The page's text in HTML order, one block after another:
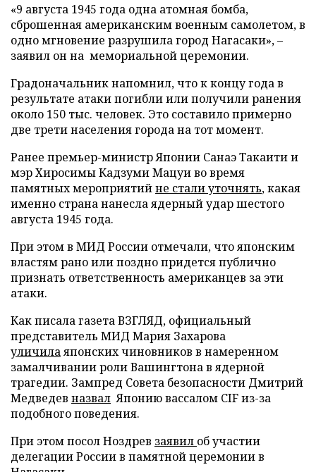
«9 августа 1945 года одна атомная бомба,
сброшенная американским военным самолетом, в
одно мгновение разрушила город Нагасаки», –
заявил он на мемориальной церемонии.
Градоначальник напомнил, что к концу года в
результате атаки погибли или получили ранения
около 150 тыс. человек. Это составило примерно
две трети населения города на тот момент.
Ранее премьер-министр Японии Санаэ Такаити и
мэр Хиросимы Кадзуми Мацуи во время
памятных мероприятийне стали уточнять, какая
именно страна нанесла ядерный удар шестого
августа 1945 года.
При этом в МИД России отмечали, что японским
властям рано или поздно придется публично
признать ответственность американцев за эти
атаки.
Как писала газета ВЗГЛЯД, официальный
представитель МИД Мария Захарова
уличилаяпонских чиновников в намеренном
замалчивании роли Вашингтона в ядерной
трагедии. Зампред Совета безопасности Дмитрий
Медведев назвал Японию вассалом CIF из-за
подобного поведения.
При этом посол Ноздрев заявил об участии
делегации России в памятной церемонии в